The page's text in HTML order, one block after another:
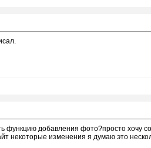
добавления фото?просто хочу
некоторые изменения я думаю это